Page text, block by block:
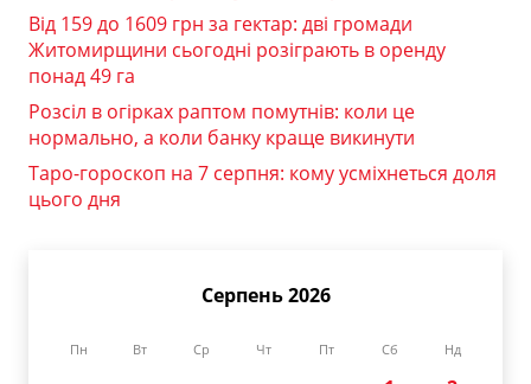
Від 159 до 1609 грн за гектар: дві громади
Житомирщини сьогодні розіграють в оренду
понад 49 га
Розсіл в огірках раптом помутнів: коли це
нормально, а коли банку краще викинути
Таро-гороскоп на 7 серпня: кому усміхнеться доля
цього дня
Серпень 2026
Пн Вт Ср Чт Пт Сб Нд